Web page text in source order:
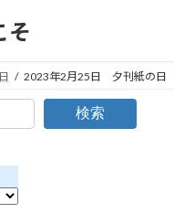
そ
2023年2月25日 夕刊紙の日
検索